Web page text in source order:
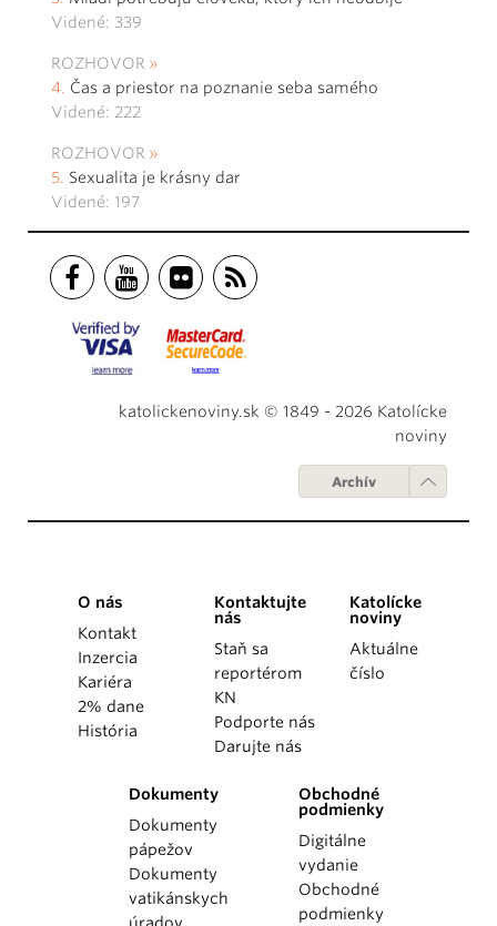
Videné: 339
ROZHOVOR
Čas a priestor na poznanie seba samého
Videné: 222
ROZHOVOR
Sexualita je krásny dar
Videné: 197
katolickenoviny.sk © 1849 - 2026 Katolícke
noviny
Archív
O nás
Kontakt
Inzercia
Kariéra
2% dane
História
Kontaktujte
nás
Staň sa
reportérom
KN
Podporte nás
Darujte nás
Katolícke
noviny
Aktuálne
číslo
Dokumenty
Dokumenty
pápežov
Dokumenty
vatikánskych
Obchodné
podmienky
Digitálne
vydanie
Obchodné
podmienky